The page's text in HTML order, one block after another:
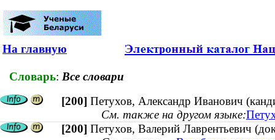
На главную
Словарь: Все словари
[200] Петухов, Александр Иванович
См. также на другом языке:
[200] Петухов, Валерий Лаврентьевич